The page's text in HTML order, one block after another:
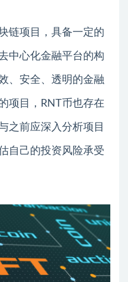
链项目，具备一定的
中心化金融平台的构
、安全、透明的金融
项目，RNT币也存在
之前应深入分析项目
自己的投资风险承受